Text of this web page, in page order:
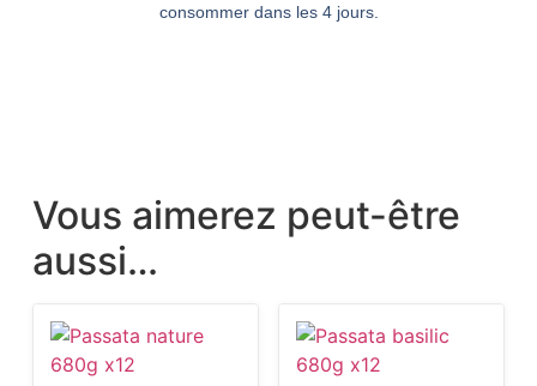
consommer dans les 4 jours.
Vous aimerez peut-être
aussi…